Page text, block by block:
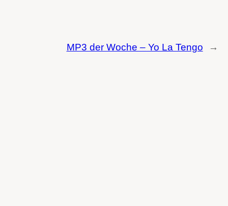
MP3 der Woche – Yo La Tengo →